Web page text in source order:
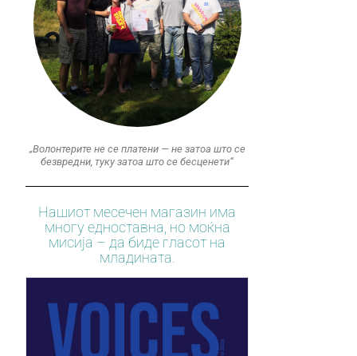
„Волонтерите не се платени — не затоа што се
безвредни, туку затоа што се бесценети“
Нашиот месечен магазин има
многу едноставна, но моќна
мисија – да биде гласот на
младината.